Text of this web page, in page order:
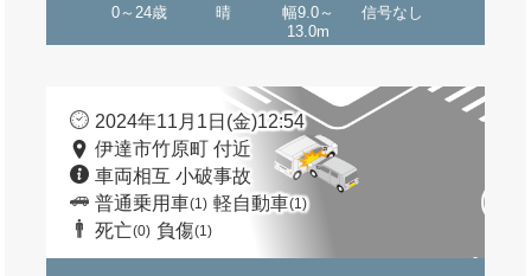
0～24歳 晴
幅9.0～
13.0m
信号なし
2024年11月1日(金)12:54
伊達市竹原町 付近
車両相互 小破事故
普通乗用車(1) 軽自動車(1)
死亡(0) 負傷(1)